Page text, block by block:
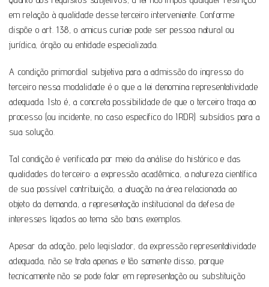
em relação à qualidade desse terceiro interveniente. Conforme
dispõe o art. 138, o amicus curiae pode ser pessoa natural ou
jurídica, órgão ou entidade especializada.
A condição primordial subjetiva para a admissão do ingresso do
terceiro nessa modalidade é o que a lei denomina representatividade
adequada. Isto é, a concreta possibilidade de que o terceiro traga ao
processo (ou incidente, no caso específico do IRDR) subsídios para a
sua solução.
Tal condição é verificada por meio da análise do histórico e das
qualidades do terceiro: a expressão acadêmica, a natureza científica
de sua possível contribuição, a atuação na área relacionada ao
objeto da demanda, a representação institucional da defesa de
interesses ligados ao tema são bons exemplos.
Apesar da adoção, pelo legislador, da expressão representatividade
adequada, não se trata apenas e tão somente disso, porque
tecnicamente não se pode falar em representação ou substituição